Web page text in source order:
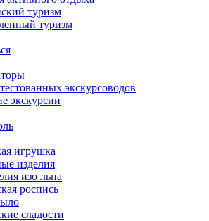
туризм
туризм
экскурсоводов
экскурсии
игрушка
изделия
изо льна
роспись
сладости